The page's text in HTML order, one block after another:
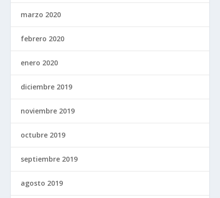
marzo 2020
febrero 2020
enero 2020
diciembre 2019
noviembre 2019
octubre 2019
septiembre 2019
agosto 2019